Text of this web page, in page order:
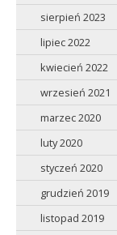
sierpień 2023
lipiec 2022
kwiecień 2022
wrzesień 2021
marzec 2020
luty 2020
styczeń 2020
grudzień 2019
listopad 2019